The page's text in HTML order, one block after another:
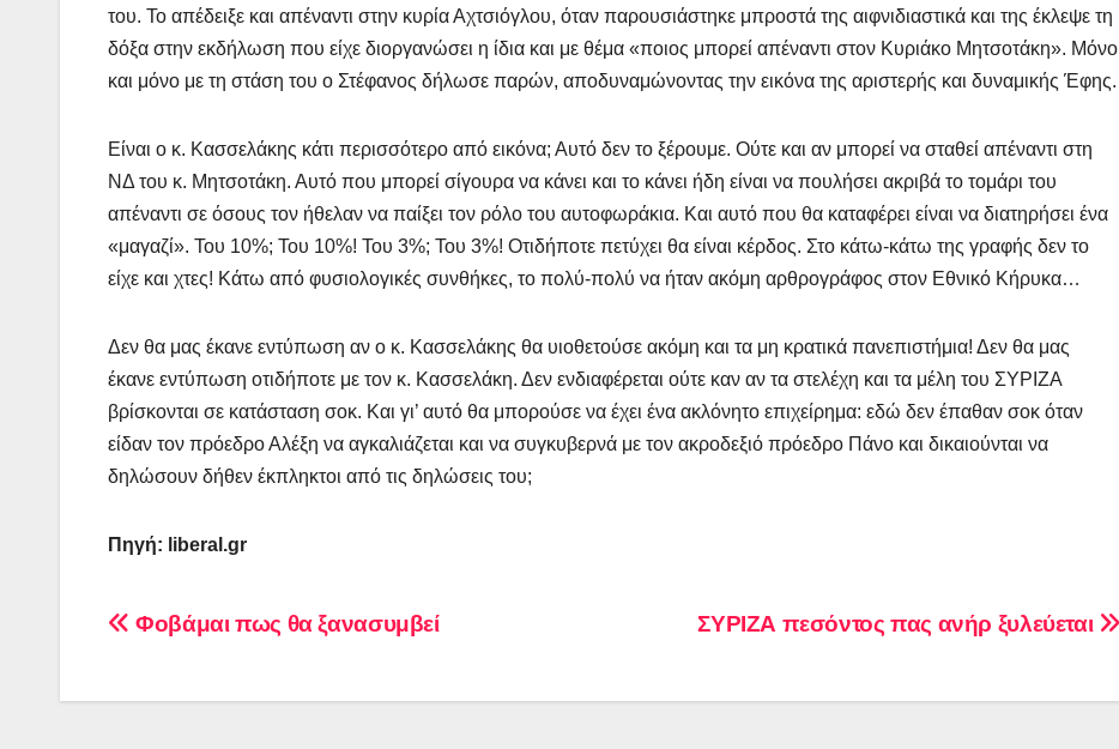
του. Το απέδειξε και απέναντι στην κυρία Αχτσιόγλου, όταν παρουσιάστηκε μπροστά της αιφνιδιαστικά και της έκλεψε τη
δόξα στην εκδήλωση που είχε διοργανώσει η ίδια και με θέμα «ποιος μπορεί απέναντι στον Κυριάκο Μητσοτάκη». Μόνο
και μόνο με τη στάση του ο Στέφανος δήλωσε παρών, αποδυναμώνοντας την εικόνα της αριστερής και δυναμικής Έφης.
Είναι ο κ. Κασσελάκης κάτι περισσότερο από εικόνα; Αυτό δεν το ξέρουμε. Ούτε και αν μπορεί να σταθεί απέναντι στη
ΝΔ του κ. Μητσοτάκη. Αυτό που μπορεί σίγουρα να κάνει και το κάνει ήδη είναι να πουλήσει ακριβά το τομάρι του
απέναντι σε όσους τον ήθελαν να παίξει τον ρόλο του αυτοφωράκια. Και αυτό που θα καταφέρει είναι να διατηρήσει ένα
«μαγαζί». Του 10%; Του 10%! Του 3%; Του 3%! Οτιδήποτε πετύχει θα είναι κέρδος. Στο κάτω-κάτω της γραφής δεν το
είχε και χτες! Κάτω από φυσιολογικές συνθήκες, το πολύ-πολύ να ήταν ακόμη αρθρογράφος στον Εθνικό Κήρυκα…
Δεν θα μας έκανε εντύπωση αν ο κ. Κασσελάκης θα υιοθετούσε ακόμη και τα μη κρατικά πανεπιστήμια! Δεν θα μας
έκανε εντύπωση οτιδήποτε με τον κ. Κασσελάκη. Δεν ενδιαφέρεται ούτε καν αν τα στελέχη και τα μέλη του ΣΥΡΙΖΑ
βρίσκονται σε κατάσταση σοκ. Και γι’ αυτό θα μπορούσε να έχει ένα ακλόνητο επιχείρημα: εδώ δεν έπαθαν σοκ όταν
είδαν τον πρόεδρο Αλέξη να αγκαλιάζεται και να συγκυβερνά με τον ακροδεξιό πρόεδρο Πάνο και δικαιούνται να
δηλώσουν δήθεν έκπληκτοι από τις δηλώσεις του;
Πηγή: liberal.gr
Πλοήγηση
ΣΥΡΙΖΑ πεσόντος πας ανήρ ξυλεύεται
Φοβάμαι πως θα ξανασυμβεί